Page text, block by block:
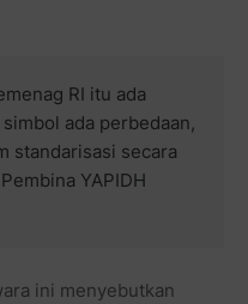
RI itu ada
ada perbedaan,
standarisasi secara
YAPIDH
ini menyebutkan